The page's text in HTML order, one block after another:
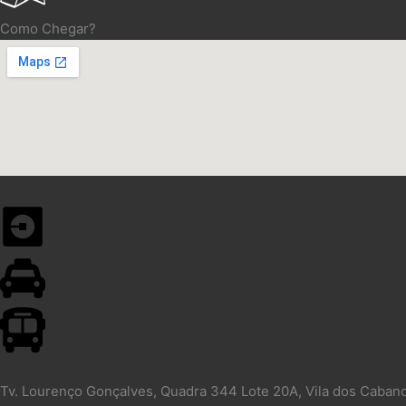
Como Chegar?
Tv. Lourenço Gonçalves, Quadra 344 Lote 20A, Vila dos